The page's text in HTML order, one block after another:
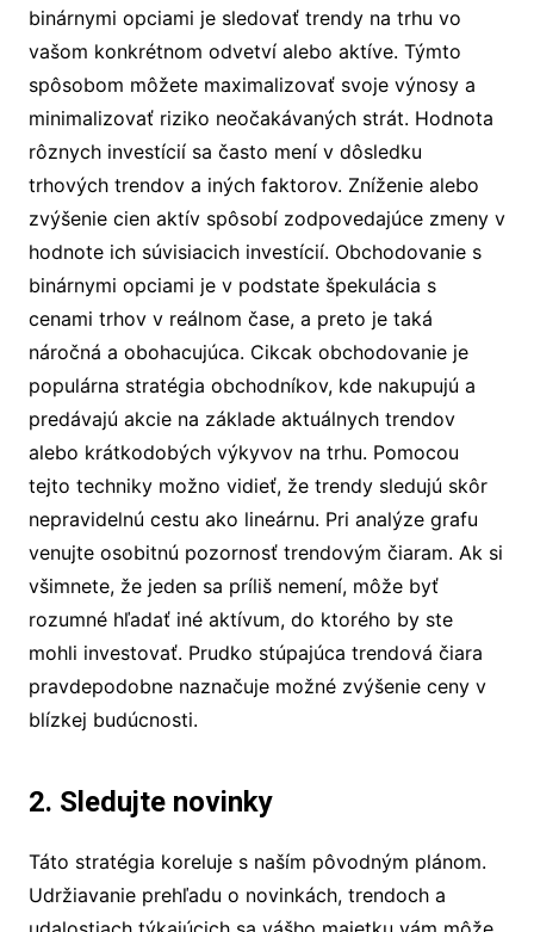
binárnymi opciami je sledovať trendy na trhu vo
vašom konkrétnom odvetví alebo aktíve. Týmto
spôsobom môžete maximalizovať svoje výnosy a
minimalizovať riziko neočakávaných strát. Hodnota
rôznych investícií sa často mení v dôsledku
trhových trendov a iných faktorov. Zníženie alebo
zvýšenie cien aktív spôsobí zodpovedajúce zmeny v
hodnote ich súvisiacich investícií. Obchodovanie s
binárnymi opciami je v podstate špekulácia s
cenami trhov v reálnom čase, a preto je taká
náročná a obohacujúca. Cikcak obchodovanie je
populárna stratégia obchodníkov, kde nakupujú a
predávajú akcie na základe aktuálnych trendov
alebo krátkodobých výkyvov na trhu. Pomocou
tejto techniky možno vidieť, že trendy sledujú skôr
nepravidelnú cestu ako lineárnu. Pri analýze grafu
venujte osobitnú pozornosť trendovým čiaram. Ak si
všimnete, že jeden sa príliš nemení, môže byť
rozumné hľadať iné aktívum, do ktorého by ste
mohli investovať. Prudko stúpajúca trendová čiara
pravdepodobne naznačuje možné zvýšenie ceny v
blízkej budúcnosti.
2. Sledujte novinky
Táto stratégia koreluje s naším pôvodným plánom.
Udržiavanie prehľadu o novinkách, trendoch a